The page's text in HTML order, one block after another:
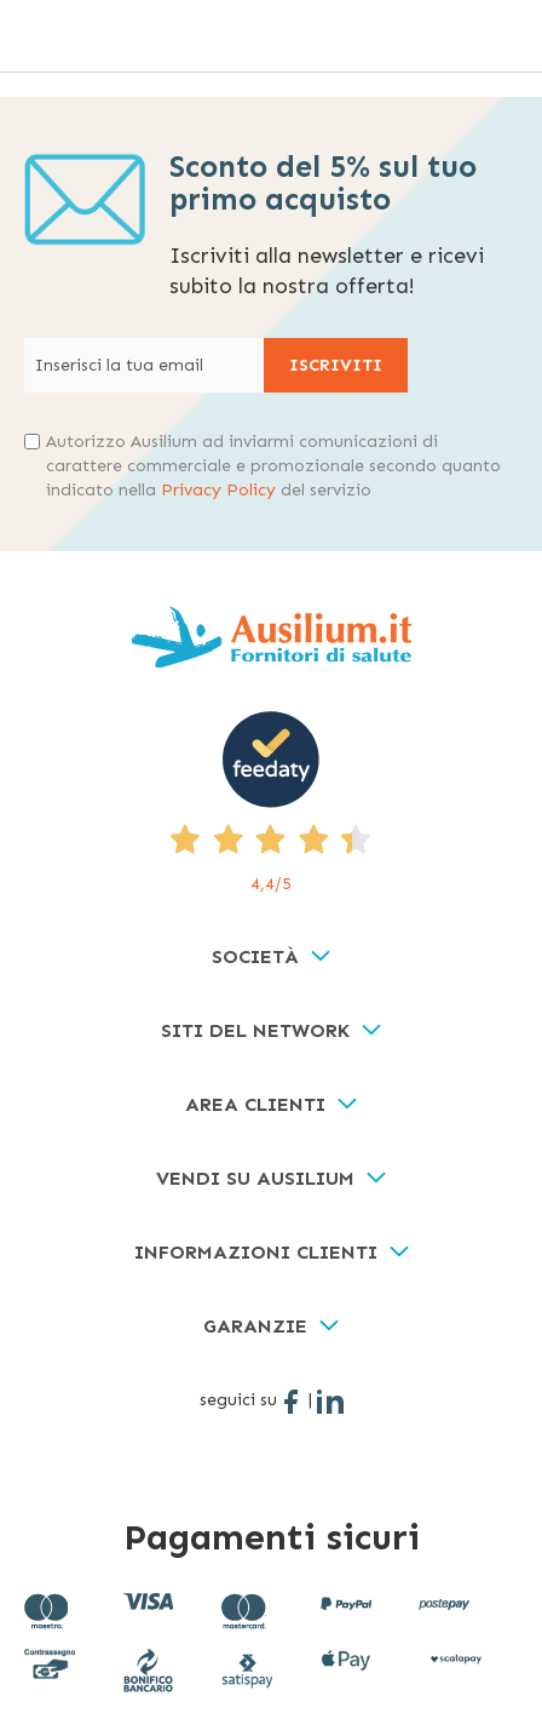
Sconto del 5% sul tuo
primo acquisto
Iscriviti alla newsletter e ricevi
subito la nostra offerta!
ISCRIVITI
Autorizzo Ausilium ad inviarmi comunicazioni di
carattere commerciale e promozionale secondo quanto
indicato nella Privacy Policy del servizio
4,4/5
SOCIETÀ
SITI DEL NETWORK
AREA CLIENTI
VENDI SU AUSILIUM
INFORMAZIONI CLIENTI
GARANZIE
seguici su |
Pagamenti sicuri